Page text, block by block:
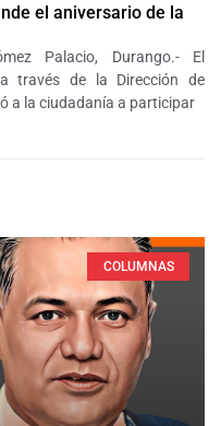
el aniversario de la
Palacio, Durango.- El
través de la Dirección de
a la ciudadanía a participar
COLUMNAS